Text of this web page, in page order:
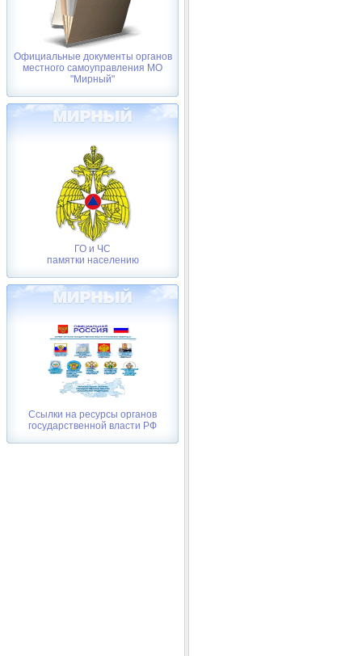
Официальные документы органов
местного самоуправления МО
"Мирный"
ГО и ЧС
памятки населению
Ссылки на ресурсы органов
государственной власти РФ